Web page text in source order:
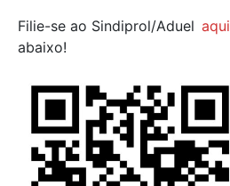
Filie-se ao Sindiprol/Aduel aqui
abaixo!